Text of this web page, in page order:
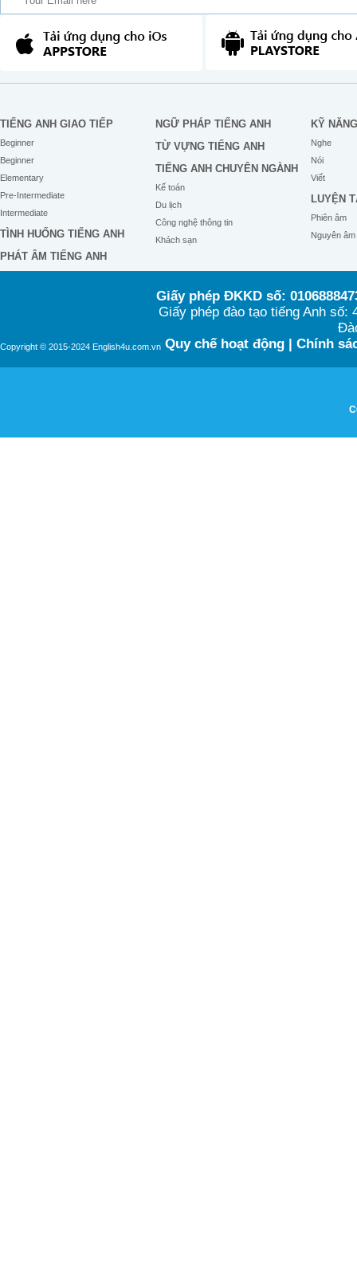
TIẾNG ANH GIAO TIẾP
Beginner
Beginner
Elementary
Pre-Intermediate
Intermediate
TÌNH HUỐNG TIẾNG ANH
PHÁT ÂM TIẾNG ANH
NGỮ PHÁP TIẾNG ANH
TỪ VỰNG TIẾNG ANH
TIẾNG ANH CHUYÊN NGÀNH
Kế toán
Du lịch
Công nghệ thông tin
Khách sạn
KỸ NĂNG
Nghe
Nói
Viết
LUYỆN
Phiên âm
Nguyên âm
Copyright © 2015-2024 English4u.com.vn
Giấy phép ĐKKD số:
Giấy phép đào tạo tiếng Anh
Quy chế hoạt động| Chính